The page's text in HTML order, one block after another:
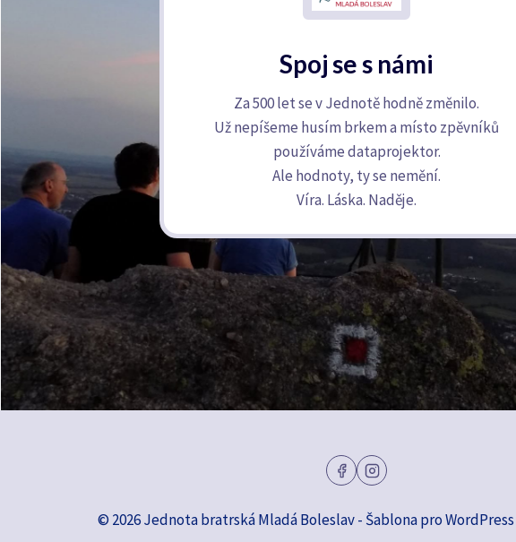
Spoj se s námi
Za 500 let se v Jednotě hodně změnilo.
Už nepíšeme husím brkem a místo zpěvníků
používáme dataprojektor.
Ale hodnoty, ty se nemění.
Víra. Láska. Naděje.
© 2026 Jednota bratrská Mladá Boleslav - Šablona pro